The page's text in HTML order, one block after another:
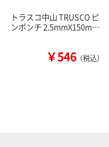
トラスコ中山 TRUSCO ピ
ンポンチ 2.5mmX150m…
￥546 （税込）